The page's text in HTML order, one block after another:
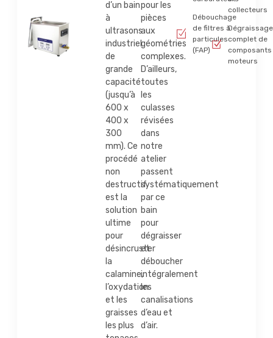
d’un bain
à
ultrasons
industriel
de
grande
capacité
(jusqu’à
600 x
400 x
300
mm). Ce
procédé
non
destructif
est la
solution
ultime
pour
désincruster
la
calamine,
l’oxydation
et les
graisses
les plus
pour les
pièces
aux
géométries
complexes.
D’ailleurs,
toutes
les
culasses
révisées
dans
notre
atelier
passent
systématiquement
par ce
bain
pour
dégraisser
et
déboucher
intégralement
les
canalisations
d’eau et
d’air.
Débouchage
de filtres à
particules
(FAP)
collecteurs
Dégraissage
complet de
composants
moteurs